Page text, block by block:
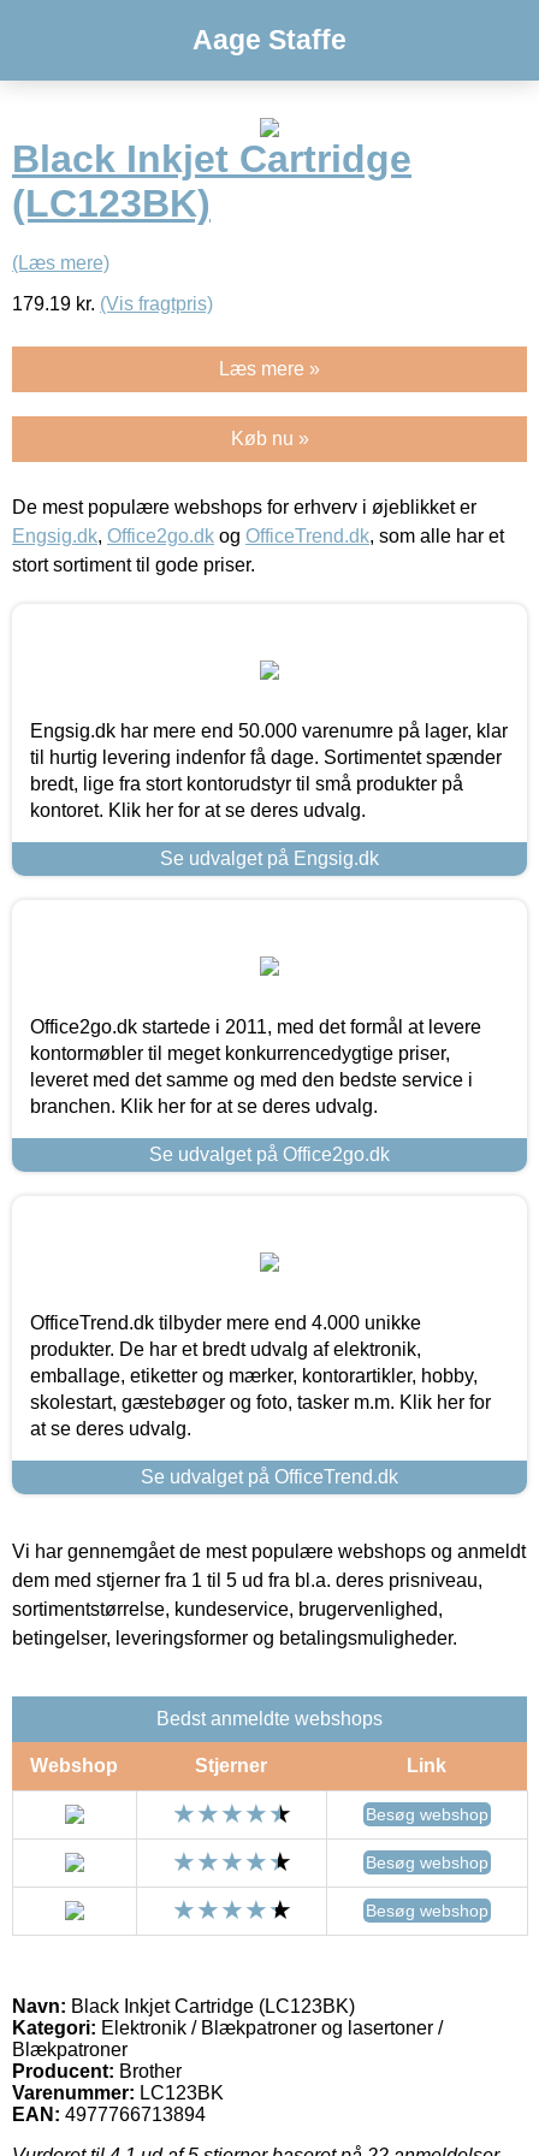
Aage Staffe
Black Inkjet Cartridge
(LC123BK)
(Læs mere)
179.19 kr. (Vis fragtpris)
Læs mere »
Køb nu »
De mest populære webshops for erhverv i øjeblikket er
Engsig.dk, Office2go.dk og OfficeTrend.dk, som alle har et
stort sortiment til gode priser.
Engsig.dk har mere end 50.000 varenumre på lager, klar
til hurtig levering indenfor få dage. Sortimentet spænder
bredt, lige fra stort kontorudstyr til små produkter på
kontoret. Klik her for at se deres udvalg.
Se udvalget på Engsig.dk
Office2go.dk startede i 2011, med det formål at levere
kontormøbler til meget konkurrencedygtige priser,
leveret med det samme og med den bedste service i
branchen. Klik her for at se deres udvalg.
Se udvalget på Office2go.dk
OfficeTrend.dk tilbyder mere end 4.000 unikke
produkter. De har et bredt udvalg af elektronik,
emballage, etiketter og mærker, kontorartikler, hobby,
skolestart, gæstebøger og foto, tasker m.m. Klik her for
at se deres udvalg.
Se udvalget på OfficeTrend.dk
Vi har gennemgået de mest populære webshops og anmeldt
dem med stjerner fra 1 til 5 ud fra bl.a. deres prisniveau,
sortimentstørrelse, kundeservice, brugervenlighed,
betingelser, leveringsformer og betalingsmuligheder.
Bedst anmeldte webshops
Webshop Stjerner Link
Besøg webshop
Besøg webshop
Besøg webshop
Navn: Black Inkjet Cartridge (LC123BK)
Kategori: Elektronik / Blækpatroner og lasertoner /
Blækpatroner
Producent: Brother
Varenummer: LC123BK
EAN: 4977766713894